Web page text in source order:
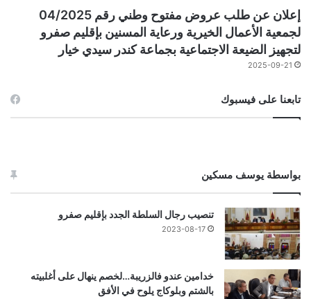
إعلان عن طلب عروض مفتوح وطني رقم 04/2025
لجمعية الأعمال الخيرية ورعاية المسنين بإقليم صفرو
لتجهيز الضيعة الاجتماعية بجماعة كندر سيدي خيار
2025-09-21
تابعنا على فيسبوك
بواسطة يوسف مسكين
تنصيب رجال السلطة الجدد بإقليم صفرو
2023-08-17
خدامين عندو فالزريبة…لخصم ينهال على أغلبيته
بالشتم وبلوكاج يلوح في الأفق